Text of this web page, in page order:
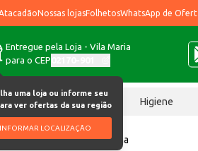
Nossas lojasFolhetosWhatsApp de
Entregue pela Loja - Vila Maria
para o CEP
uma loja ou informe seu
ver ofertas da sua região
INFORMAR LOCALIZAÇÃO
Chocolates Higiene
Maionese Vegana